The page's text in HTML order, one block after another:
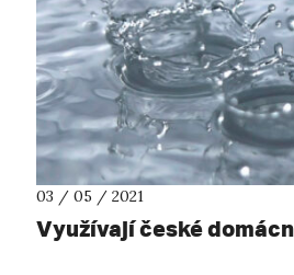
03 / 05 / 2021
Využívají české